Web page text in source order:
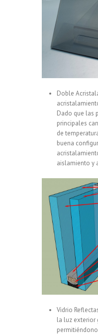
Doble
Dado que las
principales
de
buena
aislamiento y
Vidrio
la luz exterior